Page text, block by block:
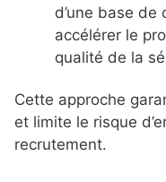
d’une base
accélérer le
qualité de la
Cette approche
et limite le risque
recrutement.